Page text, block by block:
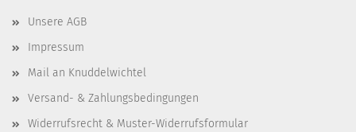
Unsere AGB
Impressum
Mail an Knuddelwichtel
Versand- & Zahlungsbedingungen
Widerrufsrecht & Muster-Widerrufsformular